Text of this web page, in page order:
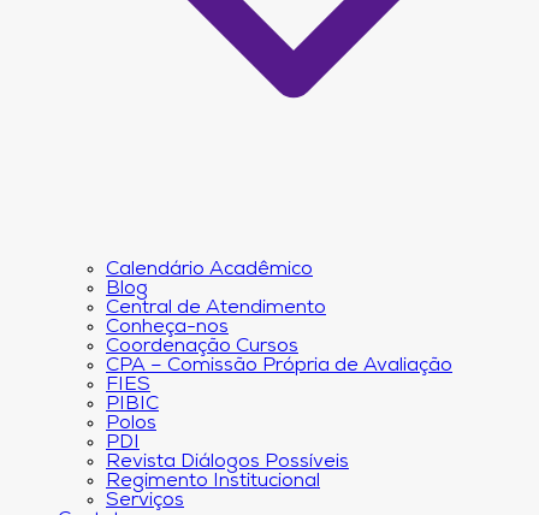
Calendário Acadêmico
Blog
Central de Atendimento
Conheça-nos
Coordenação Cursos
CPA – Comissão Própria de Avaliação
FIES
PIBIC
Polos
PDI
Revista Diálogos Possíveis
Regimento Institucional
Serviços